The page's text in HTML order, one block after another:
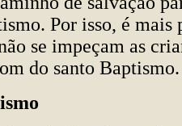
Por isso, é mais
se impeçam as
do santo Baptismo.